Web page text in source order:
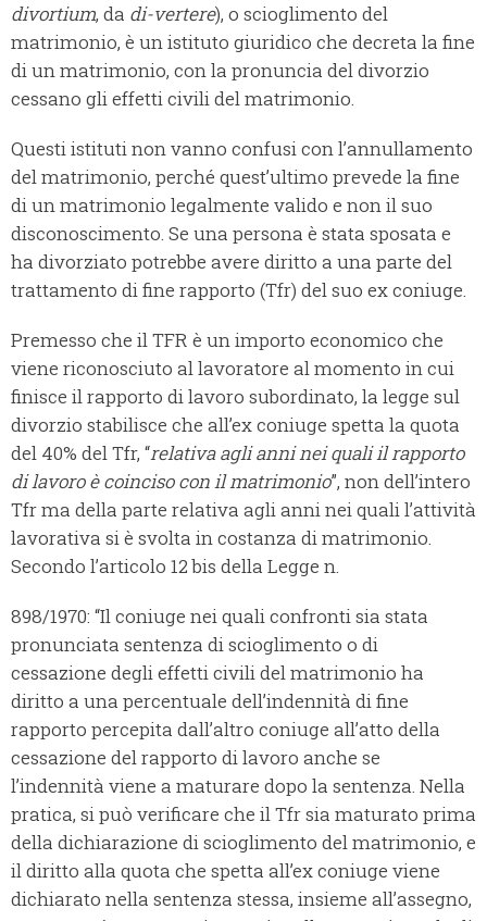
divortium, da di-vertere), o scioglimento del
matrimonio, è un istituto giuridico che decreta la fine
di un matrimonio, con la pronuncia del divorzio
cessano gli effetti civili del matrimonio.
Questi istituti non vanno confusi con l’annullamento
del matrimonio, perché quest’ultimo prevede la fine
di un matrimonio legalmente valido e non il suo
disconoscimento. Se una persona è stata sposata e
ha divorziato potrebbe avere diritto a una parte del
trattamento di fine rapporto (Tfr) del suo ex coniuge.
Premesso che il TFR è un importo economico che
viene riconosciuto al lavoratore al momento in cui
finisce il rapporto di lavoro subordinato, la legge sul
divorzio stabilisce che all’ex coniuge spetta la quota
del 40% del Tfr, “relativa agli anni nei quali il rapporto
di lavoro è coinciso con il matrimonio”, non dell’intero
Tfr ma della parte relativa agli anni nei quali l’attività
lavorativa si è svolta in costanza di matrimonio.
Secondo l’articolo 12 bis della Legge n.
898/1970: “Il coniuge nei quali confronti sia stata
pronunciata sentenza di scioglimento o di
cessazione degli effetti civili del matrimonio ha
diritto a una percentuale dell’indennità di fine
rapporto percepita dall’altro coniuge all’atto della
cessazione del rapporto di lavoro anche se
l’indennità viene a maturare dopo la sentenza. Nella
pratica, si può verificare che il Tfr sia maturato prima
della dichiarazione di scioglimento del matrimonio, e
il diritto alla quota che spetta all’ex coniuge viene
dichiarato nella sentenza stessa, insieme all’assegno,